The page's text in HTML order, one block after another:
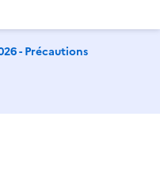
- Précautions